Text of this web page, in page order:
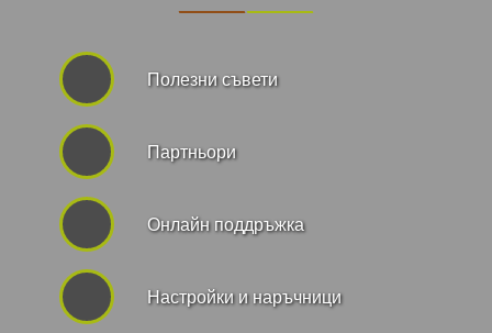
Полезни съвети
Партньори
Онлайн поддръжка
Hастройки и наръчници